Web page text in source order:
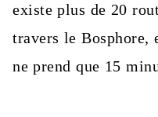
existe plus de 20
travers le Bosphore,
ne prend que 15